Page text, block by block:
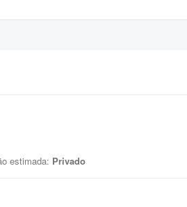
estimada: Privado